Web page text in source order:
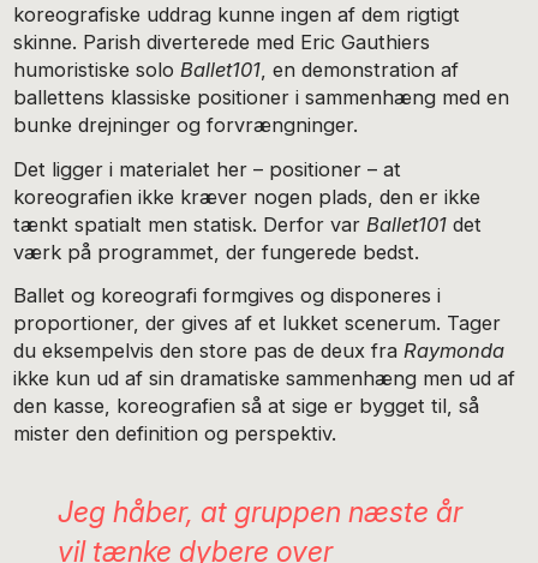
koreografiske uddrag kunne ingen af dem rigtigt
skinne. Parish diverterede med Eric Gauthiers
humoristiske solo Ballet101 , en demonstration af
ballettens klassiske positioner i sammenhæng med en
bunke drejninger og forvrængninger.
Det ligger i materialet her – positioner – at
koreografien ikke kræver nogen plads, den er ikke
tænkt spatialt men statisk. Derfor var Ballet101 det
værk på programmet, der fungerede bedst.
Ballet og koreografi formgives og disponeres i
proportioner, der gives af et lukket scenerum. Tager
du eksempelvis den store pas de deux fraRaymonda
ikke kun ud af sin dramatiske sammenhæng men ud af
den kasse, koreografien så at sige er bygget til, så
mister den definition og perspektiv.
Jeg håber, at gruppen næste år
vil tænke dybere over